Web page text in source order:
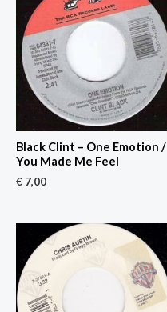
Black Clint – One Emotion /
You Made Me Feel
€ 7,00